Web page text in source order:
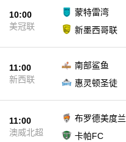
10:00
美冠联
蒙特雷湾
新墨西哥联
11:00
新西联
南部鲨鱼
惠灵顿圣徒
11:00
澳威北超
布罗德美度兰
卡帕FC